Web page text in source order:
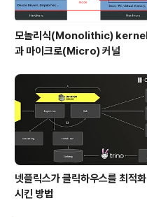
모놀리식(Monolithic) kernel
과 마이크로(Micro) 커널
넷플릭스가 클릭하우스를 최적화
시킨 방법